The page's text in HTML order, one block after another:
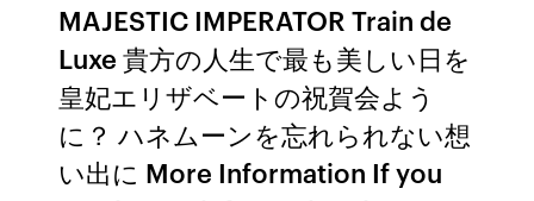
MAJESTIC IMPERATOR Train de
Luxe 貴方の人生で最も美しい日を
皇妃エリザベートの祝賀会よう
に？ ハネムーンを忘れられない想
い出に More Information If you